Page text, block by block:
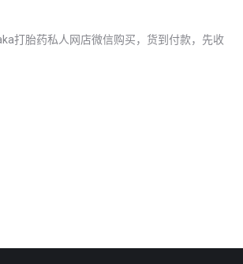
打胎药私人网店微信购买，货到付款，先收